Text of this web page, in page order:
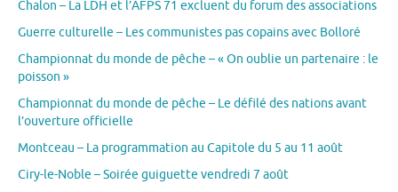
Chalon – La LDH et l’AFPS 71 excluent du forum des associations
Guerre culturelle – Les communistes pas copains avec Bolloré
Championnat du monde de pêche – « On oublie un partenaire : le
poisson »
Championnat du monde de pêche – Le défilé des nations avant
l’ouverture officielle
Montceau – La programmation au Capitole du 5 au 11 août
Ciry-le-Noble – Soirée guiguette vendredi 7 août